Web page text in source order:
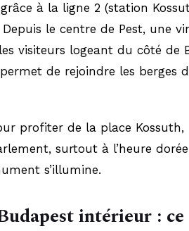
à la ligne 2 (station
le centre de Pest, une
visiteurs logeant du côté de
de rejoindre les berges
profiter de la place Kossuth,
surtout à l’heure
s’illumine.
intérieur :